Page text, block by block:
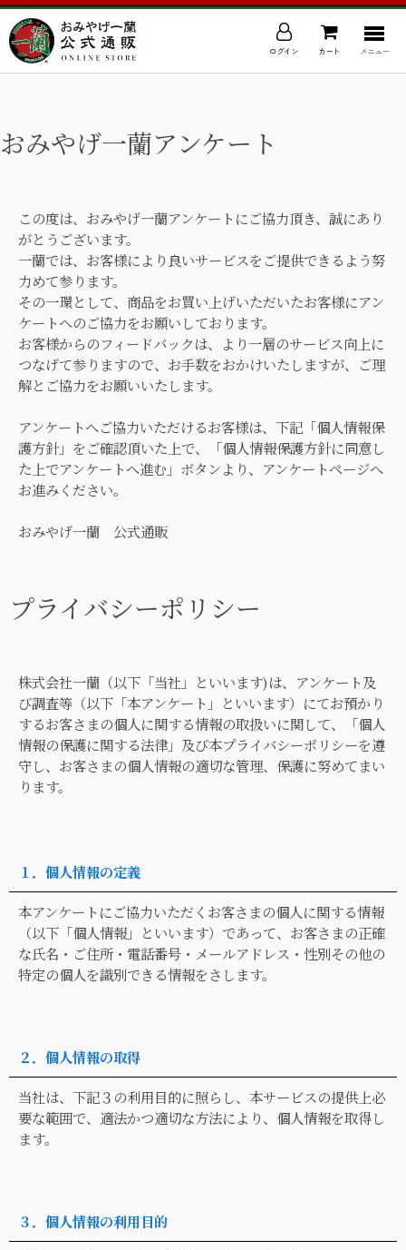
ログイン カート メニュー
おみやげ一蘭アンケート
この度は、おみやげ一蘭アンケートにご協力頂き、誠にあり
がとうございます。
一蘭では、お客様により良いサービスをご提供できるよう努
力めて参ります。
その一環として、商品をお買い上げいただいたお客様にアン
ケートへのご協力をお願いしております。
お客様からのフィードバックは、より一層のサービス向上に
つなげて参りますので、お手数をおかけいたしますが、ご理
解とご協力をお願いいたします。
アンケートへご協力いただけるお客様は、下記「個人情報保
護方針」をご確認頂いた上で、「個人情報保護方針に同意し
た上でアンケートへ進む」ボタンより、アンケートページへ
お進みください。
おみやげ一蘭 公式通販
プライバシーポリシー
株式会社一蘭（以下「当社」といいます)は、アンケート及
び調査等（以下「本アンケート」といいます）にてお預かり
するお客さまの個人に関する情報の取扱いに関して、「個人
情報の保護に関する法律」及び本プライバシーポリシーを遵
守し、お客さまの個人情報の適切な管理、保護に努めてまい
ります。
１．個人情報の定義
本アンケートにご協力いただくお客さまの個人に関する情報
（以下「個人情報」といいます）であって、お客さまの正確
な氏名・ご住所・電話番号・メールアドレス・性別その他の
特定の個人を識別できる情報をさします。
２．個人情報の取得
当社は、下記３の利用目的に照らし、本サービスの提供上必
要な範囲で、適法かつ適切な方法により、個人情報を取得し
ます。
３．個人情報の利用目的